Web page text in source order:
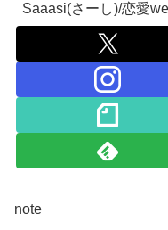
Saaasi(さーし)/恋愛
note